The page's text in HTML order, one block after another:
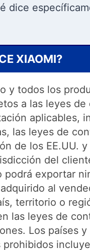
dice
XIAOMI?
y todos los
a las leyes de
aplicables,
las leyes de
de los EE.UU.
del
podrá exportar
al
territorio o
las leyes de
Los países y